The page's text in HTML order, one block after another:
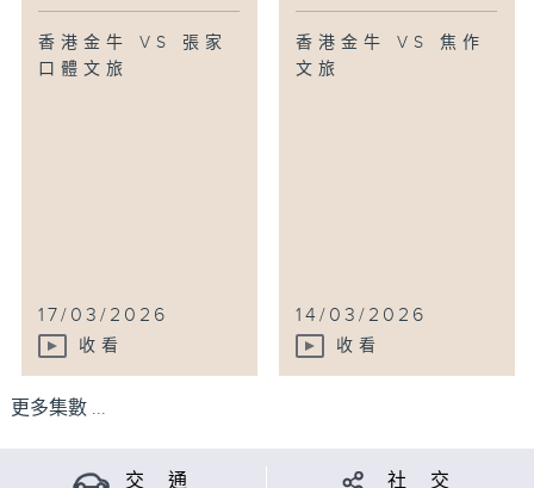
香港金牛 VS 張家
口體文旅
17/03/2026
收看
香港金牛 VS 焦作
文旅
14/03/2026
收看
更多集數 ...
交 通 社 交